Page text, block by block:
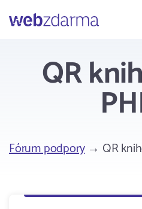
Webzdarma
QR
Fórum podpory→ QR